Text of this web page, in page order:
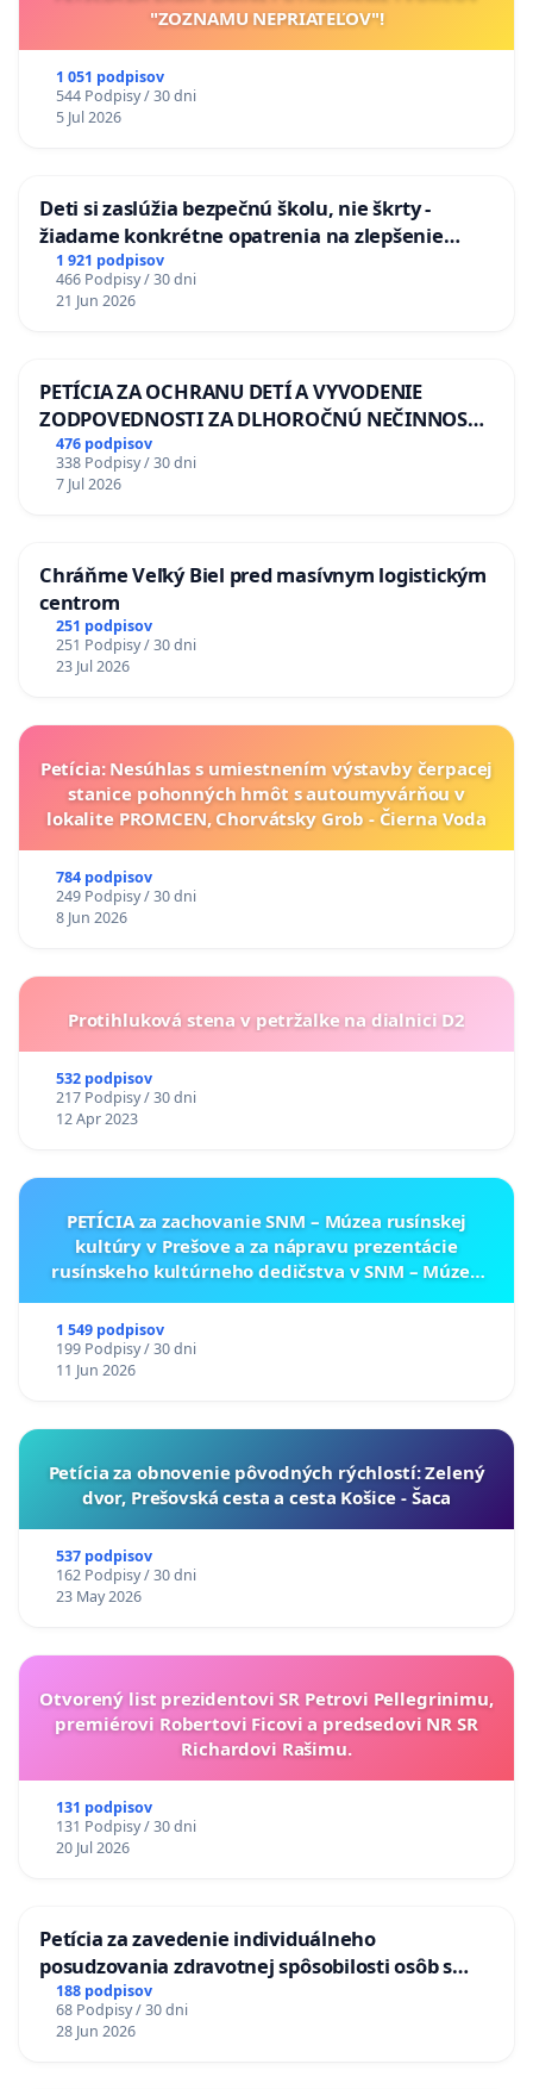
"ZOZNAMU NEPRIATEĽOV"!
1 051 podpisov
544 Podpisy / 30 dni
5 Jul 2026
Deti si zaslúžia bezpečnú školu, nie škrty -
žiadame konkrétne opatrenia na zlepšenie
situácie v školstve
1 921 podpisov
466 Podpisy / 30 dni
21 Jun 2026
PETÍCIA ZA OCHRANU DETÍ A VYVODENIE
ZODPOVEDNOSTI ZA DLHOROČNÚ NEČINNOSŤ
A ZLYHANIE ŠTÁTU
476 podpisov
338 Podpisy / 30 dni
7 Jul 2026
Chráňme Veľký Biel pred masívnym logistickým
centrom
251 podpisov
251 Podpisy / 30 dni
23 Jul 2026
Petícia: Nesúhlas s umiestnením výstavby čerpacej
stanice pohonných hmôt s autoumyvárňou v
lokalite PROMCEN, Chorvátsky Grob - Čierna Voda
784 podpisov
249 Podpisy / 30 dni
8 Jun 2026
Protihluková stena v petržalke na dialnici D2
532 podpisov
217 Podpisy / 30 dni
12 Apr 2023
PETÍCIA za zachovanie SNM – Múzea rusínskej
kultúry v Prešove a za nápravu prezentácie
rusínskeho kultúrneho dedičstva v SNM – Múzeu
1 549 podpisov
199 Podpisy / 30 dni
11 Jun 2026
​Petícia za obnovenie pôvodných rýchlostí: Zelený
dvor, Prešovská cesta a cesta Košice - Šaca
537 podpisov
162 Podpisy / 30 dni
23 May 2026
Otvorený list prezidentovi SR Petrovi Pellegrinimu,
premiérovi Robertovi Ficovi a predsedovi NR SR
Richardovi Rašimu.
131 podpisov
131 Podpisy / 30 dni
20 Jul 2026
Petícia za zavedenie individuálneho
posudzovania zdravotnej spôsobilosti osôb s
diabetom 1. a 2. typu pri prijímaní do
Policajného zboru SR
188 podpisov
68 Podpisy / 30 dni
28 Jun 2026